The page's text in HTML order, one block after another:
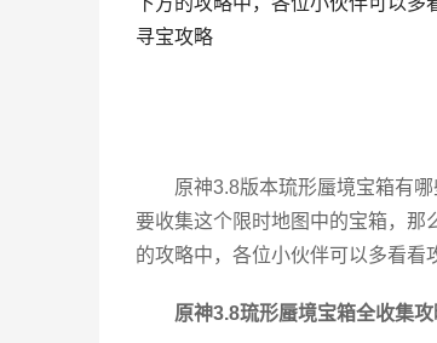
寻宝攻略
原神3.8版本琉形蜃境宝箱有
要收集这个限时地图中的宝箱，那
的攻略中，各位小伙伴可以多看看
原神3.8琉形蜃境宝箱全收集攻